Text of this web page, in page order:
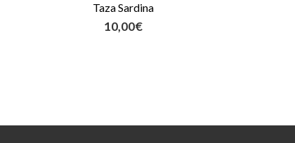
Taza Sardina
10,00€